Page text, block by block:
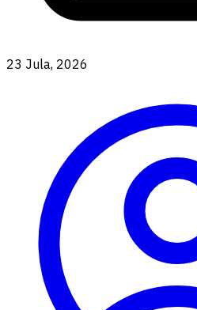
23 Jula, 2026